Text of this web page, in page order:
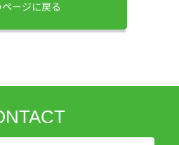
ージに戻る